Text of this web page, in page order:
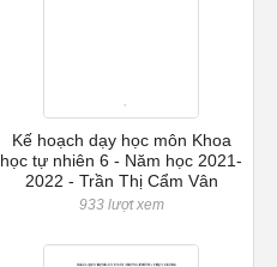
Kế hoạch dạy học môn Khoa
học tự nhiên 6 - Năm học 2021-
2022 - Trần Thị Cẩm Vân
933 lượt xem